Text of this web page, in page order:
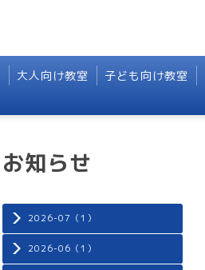
大人向け教室 子ども向け教室
2026-07（1）
2026-06（1）
お知らせ